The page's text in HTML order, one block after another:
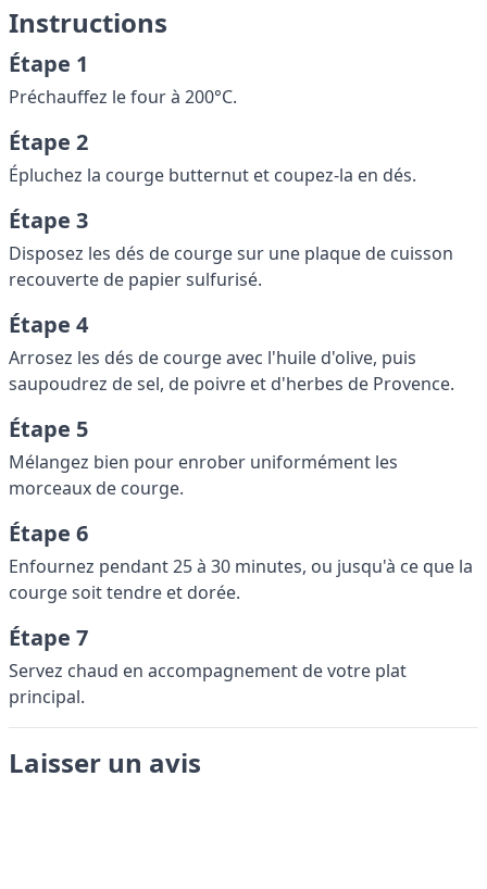
Instructions
Étape 1
Préchauffez le four à 200°C.
Étape 2
Épluchez la courge butternut et coupez-la en dés.
Étape 3
Disposez les dés de courge sur une plaque de cuisson
recouverte de papier sulfurisé.
Étape 4
Arrosez les dés de courge avec l'huile d'olive, puis
saupoudrez de sel, de poivre et d'herbes de Provence.
Étape 5
Mélangez bien pour enrober uniformément les
morceaux de courge.
Étape 6
Enfournez pendant 25 à 30 minutes, ou jusqu'à ce que la
courge soit tendre et dorée.
Étape 7
Servez chaud en accompagnement de votre plat
principal.
Laisser un avis